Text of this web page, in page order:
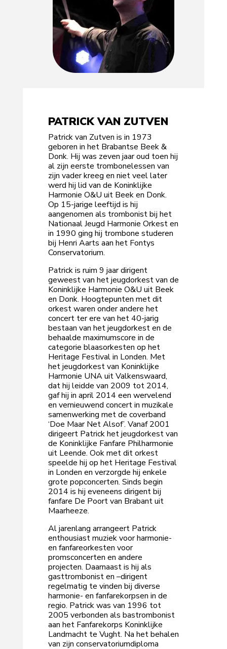
PATRICK VAN ZUTVEN
Patrick van Zutven is in 1973
geboren in het Brabantse Beek &
Donk. Hij was zeven jaar oud toen hij
al zijn eerste trombonelessen van
zijn vader kreeg en niet veel later
werd hij lid van de Koninklijke
Harmonie O&U uit Beek en Donk.
Op 15-jarige leeftijd is hij
aangenomen als trombonist bij het
Nationaal Jeugd Harmonie Orkest en
in 1990 ging hij trombone studeren
bij Henri Aarts aan het Fontys
Conservatorium.
Patrick is ruim 9 jaar dirigent
geweest van het jeugdorkest van de
Koninklijke Harmonie O&U uit Beek
en Donk. Hoogtepunten met dit
orkest waren onder andere het
concert ter ere van het 40-jarig
bestaan van het jeugdorkest en de
behaalde maximumscore in de
categorie blaasorkesten op het
Heritage Festival in Londen. Met
het jeugdorkest van Koninklijke
Harmonie UNA uit Valkenswaard,
dat hij leidde van 2009 tot 2014,
gaf hij in april 2014 een wervelend
en vernieuwend concert in muzikale
samenwerking met de coverband
‘Doe Maar Net Alsof’. Vanaf 2001
dirigeert Patrick het jeugdorkest van
de Koninklijke Fanfare Philharmonie
uit Leende. Ook met dit orkest
speelde hij op het Heritage Festival
in Londen en verzorgde hij enkele
grote popconcerten. Sinds begin
2014 is hij eveneens dirigent bij
fanfare De Poort van Brabant uit
Maarheeze.
Al jarenlang arrangeert Patrick
enthousiast muziek voor harmonie-
en fanfareorkesten voor
promsconcerten en andere
projecten. Daarnaast is hij als
gasttrombonist en –dirigent
regelmatig te vinden bij diverse
harmonie- en fanfarekorpsen in de
regio. Patrick was van 1996 tot
2005 verbonden als bastrombonist
aan het Fanfarekorps Koninklijke
Landmacht te Vught. Na het behalen
van zijn conservatoriumdiploma